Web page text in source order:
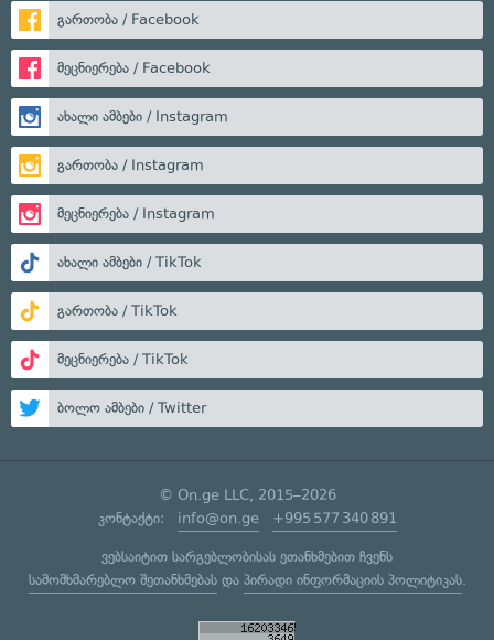
გართობა / Facebook
მეცნიერება / Facebook
ახალი ამბები / Instagram
გართობა / Instagram
მეცნიერება / Instagram
ახალი ამბები / TikTok
გართობა / TikTok
მეცნიერება / TikTok
ბოლო ამბები / Twitter
© On.ge LLC, 2015–2026
კონტაქტი: info@on.ge +995 577 340 891
ვებსაიტით სარგებლობისას ეთანხმებით ჩვენს
სამომხმარებლო შეთანხმებასდა პირადი ინფორმაციის პოლიტიკას.